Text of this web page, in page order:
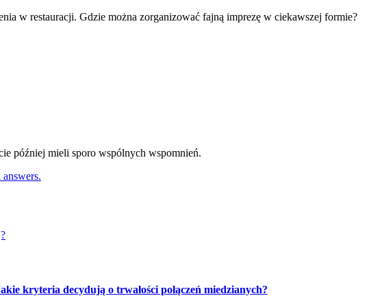
w restauracji. Gdzie można zorganizować fajną imprezę w ciekawszej formie?
później mieli sporo wspólnych wspomnień.
kryteria decydują o trwałości połączeń miedzianych?